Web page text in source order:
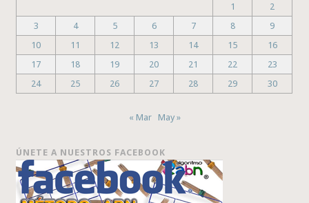
1
2
3
4 5 6 7 8
9
10
11 12 13 14 15
16
17
18 19 20 21 22
23
24
25 26 27 28 29 30
« Mar May »
ÚNETE A NUESTROS FACEBOOK